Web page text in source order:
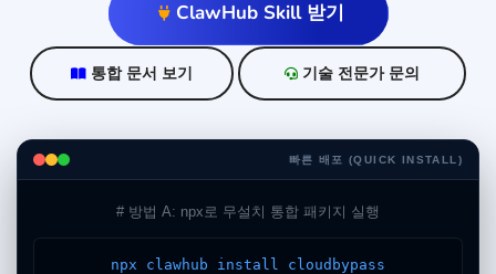
ClawHub Skill 받기
통합 문서 보기 기술 전문가 문의
빠른 배포 (QUICK INSTALL)
# 방법 A: npx로 무설치 통합 패키지 실행
npx clawhub install cloudbypass